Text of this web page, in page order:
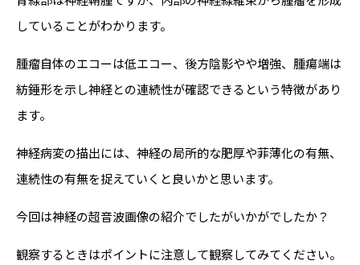
していることがわかります。
腫瘤自体のエコーは低エコー、後方陰影やや増強、腫瘍端は
紡錘形を示し神経との連続性が確認できるという特徴があり
ます。
神経病変の描出には、神経の局所的な肥厚や菲薄化の有無、
連続性の有無を捉えていくと良いかと思います。
今回は神経の超音波画像の紹介でしたがいかがでしたか？
観察するときはポイントに注意して観察してみてください。